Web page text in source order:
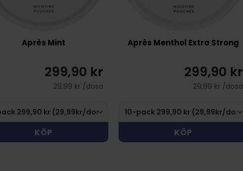
Après Mint
299,90 kr
29,99 kr /dosa
KÖP
Après Menthol Extra Strong
299,90 kr
29,99 kr /dosa
KÖP